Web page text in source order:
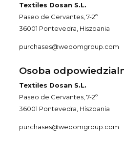
Textiles Dosan S.L.
Paseo de Cervantes, 7-2º
36001 Pontevedra, Hiszpania
purchases@wedomgroup.com
Osoba
Textiles Dosan S.L.
Paseo de Cervantes, 7-2º
36001 Pontevedra, Hiszpania
purchases@wedomgroup.com